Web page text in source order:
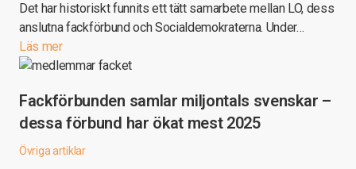
Det har historiskt funnits ett tätt samarbete mellan LO, dess
anslutna fackförbund och Socialdemokraterna. Under…
Läs mer
Fackförbunden samlar miljontals svenskar –
dessa förbund har ökat mest 2025
Övriga artiklar